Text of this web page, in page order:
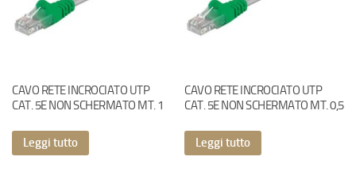
CAVO RETE INCROCIATO UTP
CAT. 5E NON SCHERMATO MT. 1
Leggi tutto
CAVO RETE INCROCIATO UTP
CAT. 5E NON SCHERMATO MT. 0,5
Leggi tutto